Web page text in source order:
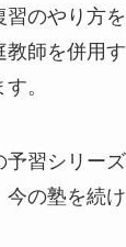
習のやり方
教師を併用
。
予習シリー
の塾を続